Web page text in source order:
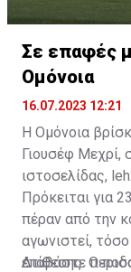
Σε επαφές
Ομόνοια
16.07.2023 12:21
Η Ομόνοια
Γιουσέφ Μεχρί,
ιστοσελίδας,
Πρόκειται για
πέραν από την
αγωνιστεί,
επίθεσης. Ο
Διαβάστε